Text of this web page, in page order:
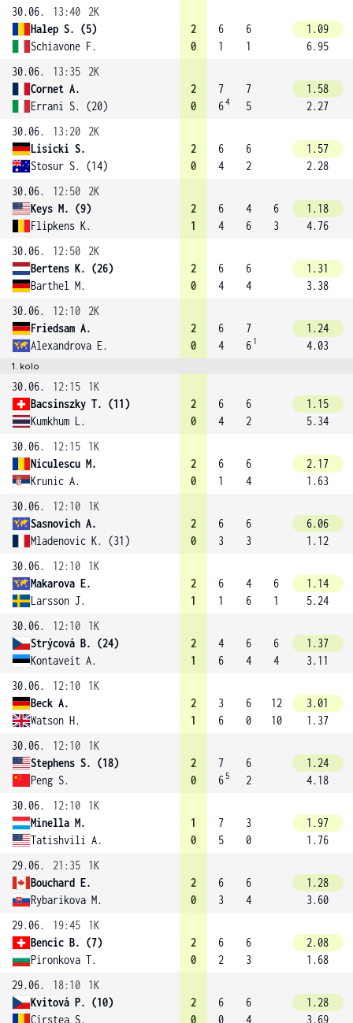
30.06.
13:40
2K
Halep S. (5)
Schiavone F.
2
0
6
1
6
1
1.09
6.95
30.06.
13:35
2K
Cornet A.
Errani S. (20)
2
0
7
64
7
5
1.58
2.27
30.06.
13:20
2K
Lisicki S.
Stosur S. (14)
2
0
6
4
6
2
1.57
2.28
30.06.
12:50
2K
Keys M. (9)
Flipkens K.
2
1
6
4
4
6
6
3
1.18
4.76
30.06.
12:50
2K
Bertens K. (26)
Barthel M.
2
0
6
4
6
4
1.31
3.38
30.06.
12:10
2K
Friedsam A.
Alexandrova E.
2
0
6
4
7
6 1
1.24
4.03
1. kolo
30.06. 12:15
1K
Bacsinszky T. (11)
Kumkhum L.
2
0
6
4
6
2
1.15
5.34
30.06.
12:15
1K
Niculescu M.
Krunic A.
2
0
6
1
6
4
2.17
1.63
30.06.
12:10
1K
Sasnovich A.
Mladenovic K. (31)
2
0
6
3
6
3
6.06
1.12
30.06.
12:10
1K
Makarova E.
Larsson J.
2
1
6
1
4
6
6
1
1.14
5.24
30.06.
12:10
1K
Strýcová B. (24)
Kontaveit A.
2
1
4
6
6
4
6
4
1.37
3.11
30.06.
12:10
1K
Beck A.
Watson H.
2
1
3
6
6
0
12
10
3.01
1.37
30.06.
12:10
1K
Stephens S. (18)
Peng S.
2
0
7
6 5
6
2
1.24
4.18
30.06.
12:10
1K
Minella M.
Tatishvili A.
1
0
7
5
3
0
1.97
1.76
29.06.
21:35
1K
Bouchard E.
Rybarikova M.
2
0
6
3
6
4
1.28
3.60
29.06.
19:45
1K
Bencic B. (7)
Pironkova T.
2
0
6
2
6
3
2.08
1.68
29.06.
18:10
1K
Kvitová P. (10)
Cirstea S.
2
0
6
0
6
4
1.28
3.69